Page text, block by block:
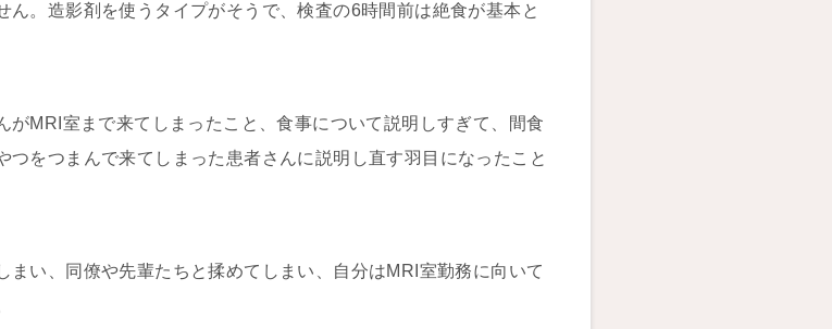
。造影剤を使うタイプがそうで、検査の6時間前は絶食が基本と
がMRI室まで来てしまったこと、食事について説明しすぎて、間食
つをつまんで来てしまった患者さんに説明し直す羽目になったこと
まい、同僚や先輩たちと揉めてしまい、自分はMRI室勤務に向いて